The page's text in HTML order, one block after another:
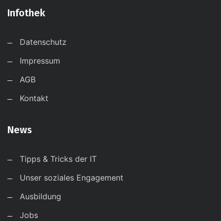
Infothek
Datenschutz
Impressum
AGB
Kontakt
News
Tipps & Tricks der IT
Unser soziales Engagement
Ausbildung
Jobs